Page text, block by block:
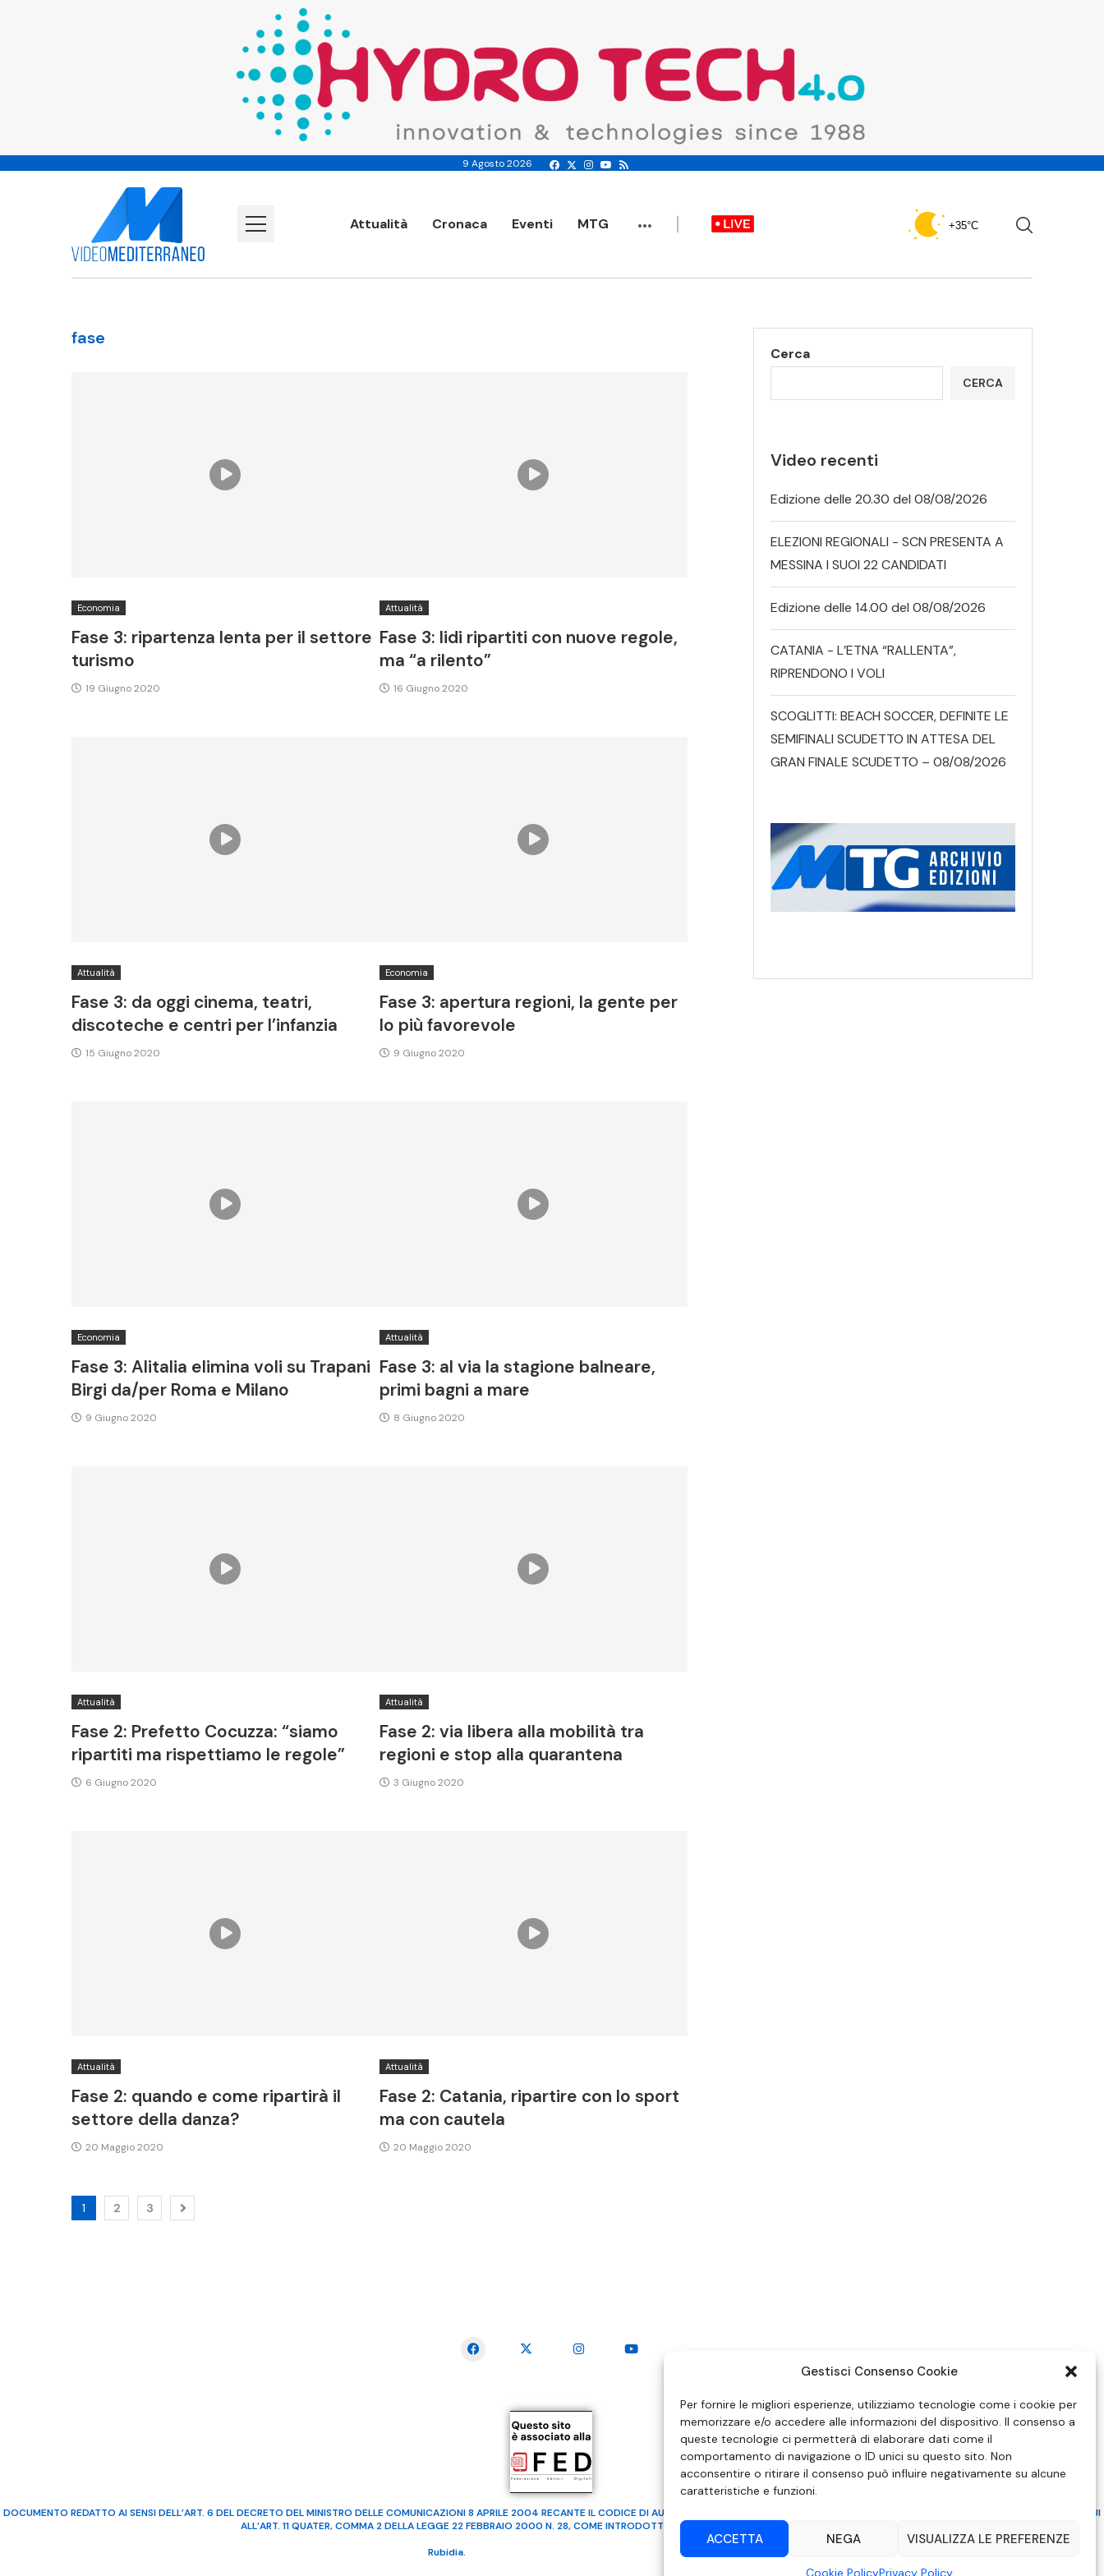
Gestisci Consenso Cookie
Per fornire le migliori esperienze, utilizziamo tecnologie come i cookie per
memorizzare e/o accedere alle informazioni del dispositivo. Il consenso a
queste tecnologie ci permetterà di elaborare dati come il
comportamento di navigazione o ID unici su questo sito. Non
acconsentire o ritirare il consenso può influire negativamente su alcune
caratteristiche e funzioni.
ACCETTA NEGA VISUALIZZA LE PREFERENZE
Cookie PolicyPrivacy Policy
9 Agosto 2026
Attualità Cronaca Eventi MTG ... +35°C
fase
Economia
Fase 3: ripartenza lenta per il settore
turismo
19 Giugno 2020
Attualità
Fase 3: lidi ripartiti con nuove regole,
ma “a rilento”
16 Giugno 2020
Attualità
Fase 3: da oggi cinema, teatri,
discoteche e centri per l’infanzia
15 Giugno 2020
Economia
Fase 3: apertura regioni, la gente per
lo più favorevole
9 Giugno 2020
Economia
Fase 3: Alitalia elimina voli su Trapani
Birgi da/per Roma e Milano
9 Giugno 2020
Attualità
Fase 3: al via la stagione balneare,
primi bagni a mare
8 Giugno 2020
Attualità
Fase 2: Prefetto Cocuzza: “siamo
ripartiti ma rispettiamo le regole”
6 Giugno 2020
Attualità
Fase 2: via libera alla mobilità tra
regioni e stop alla quarantena
3 Giugno 2020
Attualità
Fase 2: quando e come ripartirà il
settore della danza?
20 Maggio 2020
Attualità
Fase 2: Catania, ripartire con lo sport
ma con cautela
20 Maggio 2020
1 2 3
Cerca
CERCA
Video recenti
Edizione delle 20.30 del 08/08/2026
ELEZIONI REGIONALI - SCN PRESENTA A
MESSINA I SUOI 22 CANDIDATI
Edizione delle 14.00 del 08/08/2026
CATANIA - L’ETNA “RALLENTA”,
RIPRENDONO I VOLI
SCOGLITTI: BEACH SOCCER, DEFINITE LE
SEMIFINALI SCUDETTO IN ATTESA DEL
GRAN FINALE SCUDETTO – 08/08/2026
DOCUMENTO REDATTO AI SENSI DELL’ART. 6 DEL DECRETO DEL MINISTRO DELLE COMUNICAZIONI 8 APRILE 2004 RECANTE IL CODICE DI AUTOREGOLAMENTAZIONE IN MATERIA DI ATTUAZIONE DEL PRINCIPIO DEL PLURALISMO, DI CUI
ALL’ART. 11 QUATER, COMMA 2 DELLA LEGGE 22 FEBBRAIO 2000 N. 28, COME INTRODOTTO DALLA LEGGE 6 NOVEMBRE 2003, N. 313
Rubidia. Tutti i diritti riservati | RVM Srl – SS 115 Km 339,500 – Modica (RG) | P.Iva 00857190888.